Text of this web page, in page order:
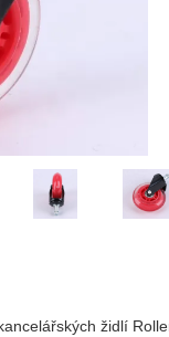
židlí